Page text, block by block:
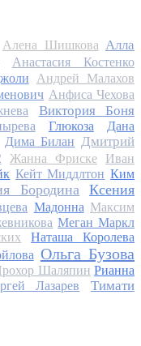
Алена Шишкова Алла
Анастасия Костенко
Андрей Малахов
Анфиса Чехова
Виктория Боня
Глюкоза
Дана
Дима Билан Дмитрий
Жанна Фриске
Иван
Кейт Миддлтон Ким
Бородина
Ксения
Мадонна Максим
Меган Маркл
Наташа Королева
Ольга Бузова
Шаляпин Рианна
Лазарев
Тимати